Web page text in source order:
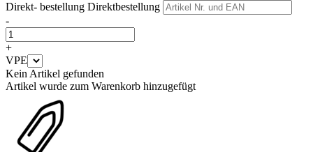
Direkt- bestellung Direktbestellung
-
+
VPE
Kein Artikel gefunden
Artikel wurde zum Warenkorb hinzugefügt